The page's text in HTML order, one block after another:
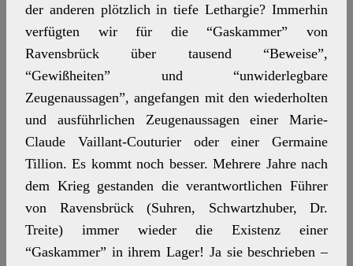
der anderen plötzlich in tiefe Lethargie? Immerhin
verfügten wir für die “Gaskammer” von
Ravensbrück über tausend “Beweise”,
“Gewißheiten” und “unwiderlegbare
Zeugenaussagen”, angefangen mit den wiederholten
und ausführlichen Zeugenaussagen einer Marie-
Claude Vaillant-Couturier oder einer Germaine
Tillion. Es kommt noch besser. Mehrere Jahre nach
dem Krieg gestanden die verantwortlichen Führer
von Ravensbrück (Suhren, Schwartzhuber, Dr.
Treite) immer wieder die Existenz einer
“Gaskammer” in ihrem Lager! Ja sie beschrieben –